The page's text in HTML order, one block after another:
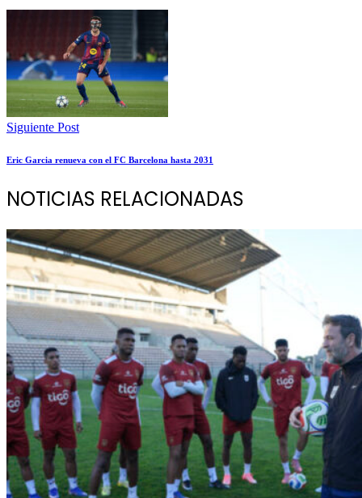
Siguiente Post
Eric Garcia renueva con el FC Barcelona hasta 2031
NOTICIAS RELACIONADAS